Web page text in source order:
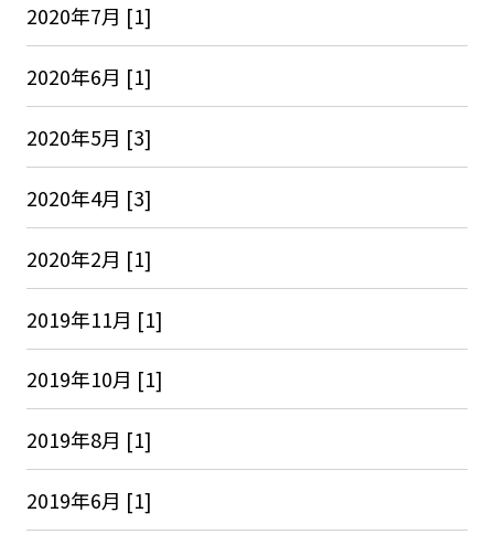
2020年7月 [1]
2020年6月 [1]
2020年5月 [3]
2020年4月 [3]
2020年2月 [1]
2019年11月 [1]
2019年10月 [1]
2019年8月 [1]
2019年6月 [1]